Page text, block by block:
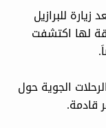
للبرازيل
لها اكتشفت
الجوية حول
قادمة.